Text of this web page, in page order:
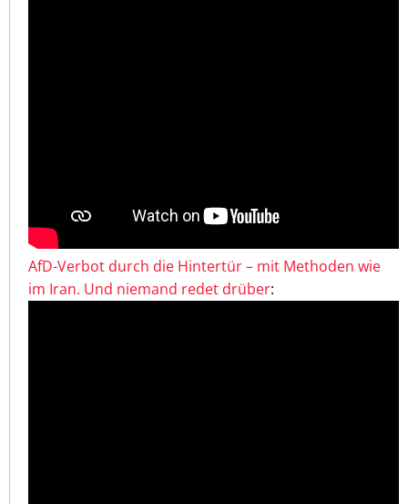
AfD-Verbot durch die Hintertür – mit Methoden wie
im Iran. Und niemand redet drüber: